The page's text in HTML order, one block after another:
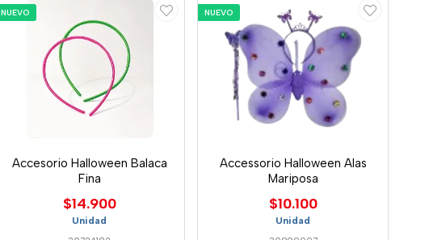
NUEVO
Accesorio Halloween Balaca
Fina
$14.900
Unidad
NUEVO
Accessorio Halloween Alas
Mariposa
$10.100
Unidad